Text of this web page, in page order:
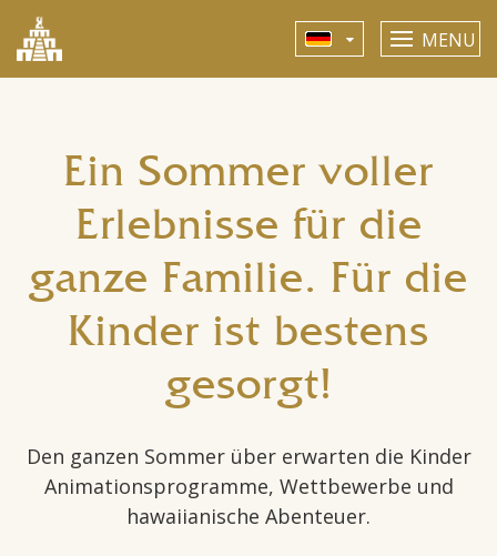
MENU
Ein Sommer voller
Erlebnisse für die
ganze Familie. Für die
Kinder ist bestens
gesorgt!
Den ganzen Sommer über erwarten die Kinder
Animationsprogramme, Wettbewerbe und
hawaiianische Abenteuer.